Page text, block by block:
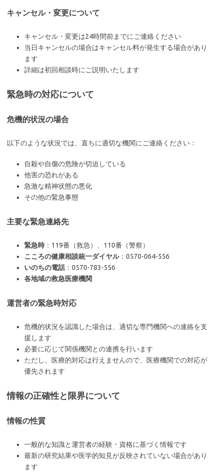
キャンセル・変更について
キャンセル・変更は24時間前までにご連絡ください
当日キャンセルの場合はキャンセル料が発生する場合があり
ます
詳細は初回相談時にご説明いたします
緊急時の対応について
危機的状況の場合
以下のような状況では、直ちに適切な機関にご連絡ください：
自殺や自傷の危険が切迫している
他害の恐れがある
急激な精神状態の悪化
その他の緊急事態
主要な緊急連絡先
緊急時 ：119番（救急）、110番（警察）
こころの健康相談統一ダイヤル：0570-064-556
いのちの電話 ：0570-783-556
各地域の救急医療機関
運営者の緊急時対応
危機的状況を認識した場合は、適切な専門機関への連絡を支
援します
必要に応じて関係機関との連携を行います
ただし、医療的対応は行えませんので、医療機関での対応が
優先されます
情報の正確性と限界について
情報の性質
一般的な知識と運営者の経験・資格に基づく情報です
最新の研究結果や医学的知見が反映されていない場合があり
ます